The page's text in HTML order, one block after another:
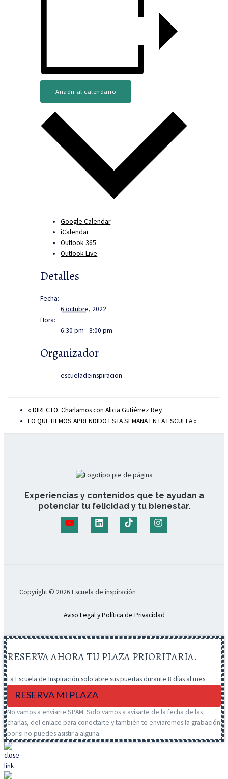
Añadir al calendario
Google Calendar
iCalendar
Outlook 365
Outlook Live
Detalles
Fecha:
6 octubre, 2022
Hora:
6:30 pm - 8:00 pm
Organizador
escueladeinspiracion
«DIRECTO: Charlamos con Alicia Gutiérrez Rey
LO QUE HEMOS APRENDIDO ESTA SEMANA EN LA ESCUELA»
Experiencias y contenidos que te ayudan a
potenciar tu felicidad y tu bienestar.
Copyright © 2026 Escuela de inspiración
Aviso Legal y Política de Privacidad
RESERVA AHORA TU PLAZA PRIORITARIA.
La Escuela de Inspiración solo abre sus puertas durante 8 días al mes.
RESERVA MI PLAZA
No vamos a enviarte SPAM. Solo vamos a avisarte de la fecha de las
charlas, del enlace para conectarte y también te enviaremos la grabación
por si no puedes asistir a alguna.